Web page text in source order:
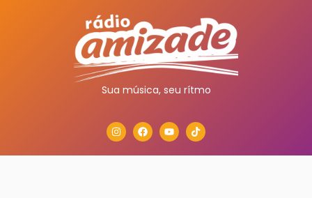
Sua música, seu rítmo